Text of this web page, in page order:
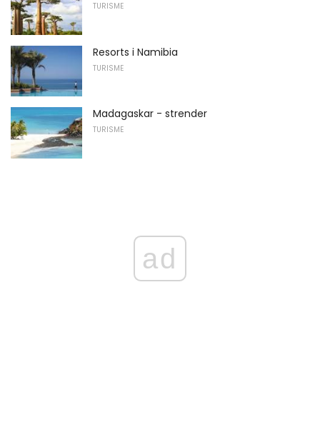
TURISME
Resorts i Namibia
TURISME
Madagaskar - strender
TURISME
ad